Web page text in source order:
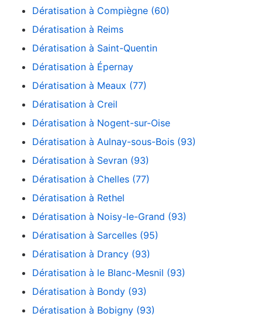
Dératisation à Compiègne (60)
Dératisation à Reims
Dératisation à Saint-Quentin
Dératisation à Épernay
Dératisation à Meaux (77)
Dératisation à Creil
Dératisation à Nogent-sur-Oise
Dératisation à Aulnay-sous-Bois (93)
Dératisation à Sevran (93)
Dératisation à Chelles (77)
Dératisation à Rethel
Dératisation à Noisy-le-Grand (93)
Dératisation à Sarcelles (95)
Dératisation à Drancy (93)
Dératisation à le Blanc-Mesnil (93)
Dératisation à Bondy (93)
Dératisation à Bobigny (93)